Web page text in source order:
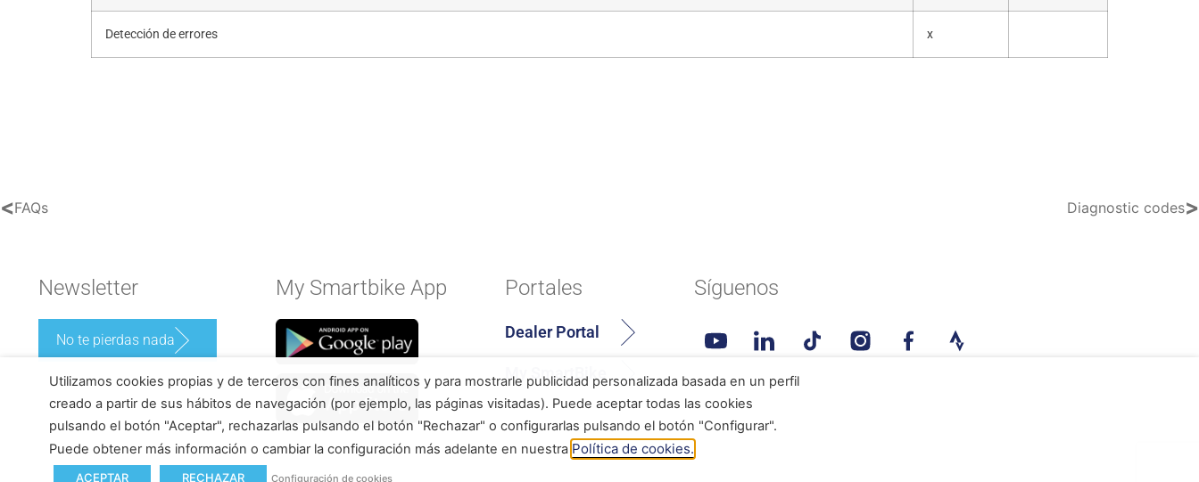
Detección de errores x
<FAQs Diagnostic codes>
Newsletter
No te pierdas nada
My Smartbike App Portales
Dealer Portal
My SmartBike
Síguenos
Utilizamos cookies propias y de terceros con fines analíticos y para mostrarle publicidad personalizada basada en un perfil
creado a partir de sus hábitos de navegación (por ejemplo, las páginas visitadas). Puede aceptar todas las cookies
pulsando el botón "Aceptar", rechazarlas pulsando el botón "Rechazar" o configurarlas pulsando el botón "Configurar".
Puede obtener más información o cambiar la configuración más adelante en nuestra Política de cookies.
ACEPTAR RECHAZAR Configuración de cookies